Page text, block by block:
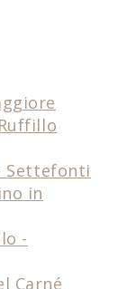
Settefonti
in
-
Carné